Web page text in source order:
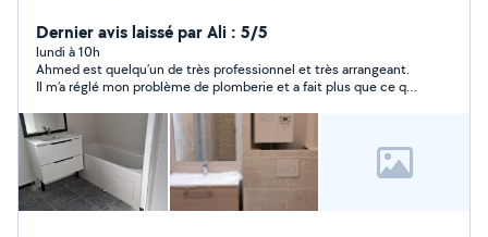
Dernier avis laissé par Ali : 5/5
lundi à 10h
Ahmed est quelqu’un de très professionnel et très arrangeant.
Il m’a réglé mon problème de plomberie et a fait plus que ce qui
plomberie à l’avenir Je le recommande vivement